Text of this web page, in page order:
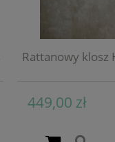
Rattanowy klosz
449,00 zł